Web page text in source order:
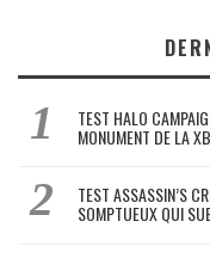
TEST HALO
MONUMENT DE LA
TEST ASSASSIN’S
SOMPTUEUX QUI